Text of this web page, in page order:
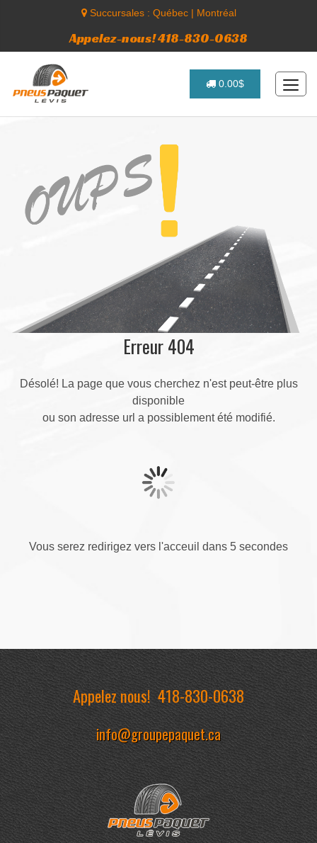
Succursales : Québec| Montréal
Appelez-nous! 418-830-0638
0.00$
Erreur 404
Désolé! La page que vous cherchez n'est peut-être plus
disponible
ou son adresse url a possiblement été modifié.
Vous serez redirigez vers l'acceuil dans 5 secondes
Appelez nous!418-830-0638
info@groupepaquet.ca